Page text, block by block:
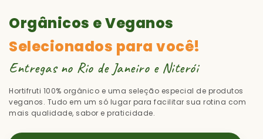
Orgânicos e Veganos
Selecionados para você!
Entregas no Rio de Janeiro e Niterói
Hortifruti 100% orgânico e uma seleção especial de produtos
veganos. Tudo em um só lugar para facilitar sua rotina com
mais qualidade, sabor e praticidade.